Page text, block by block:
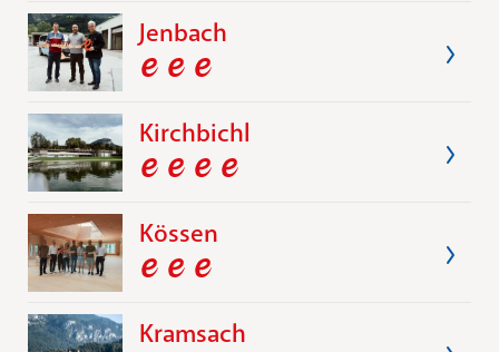
Jenbach
Kirchbichl
Kössen
Kramsach